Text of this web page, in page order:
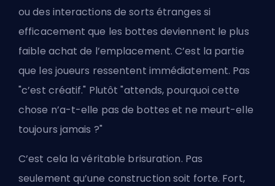
ou des interactions de sorts étranges si
efficacement que les bottes deviennent le plus
faible achat de l’emplacement. C’est la partie
que les joueurs ressentent immédiatement. Pas
"c’est créatif." Plutôt "attends, pourquoi cette
chose n’a-t-elle pas de bottes et ne meurt-elle
toujours jamais ?"
C’est cela la véritable brisuration. Pas
seulement qu’une construction soit forte. Fort,